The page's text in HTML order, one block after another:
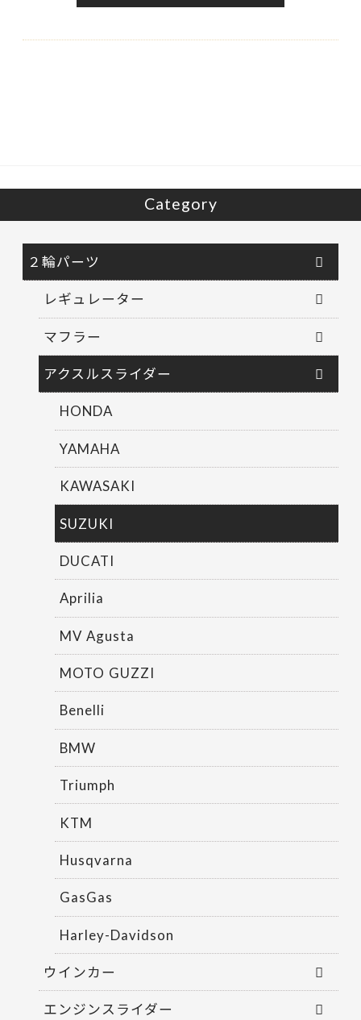
Category
２輪パーツ
レギュレーター
マフラー
アクスルスライダー
HONDA
YAMAHA
KAWASAKI
SUZUKI
DUCATI
Aprilia
MV Agusta
MOTO GUZZI
Benelli
BMW
Triumph
KTM
Husqvarna
GasGas
Harley-Davidson
ウインカー
エンジンスライダー